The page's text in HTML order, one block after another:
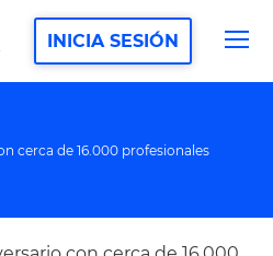
INICIA SESIÓN
cerca de 16.000 profesionales